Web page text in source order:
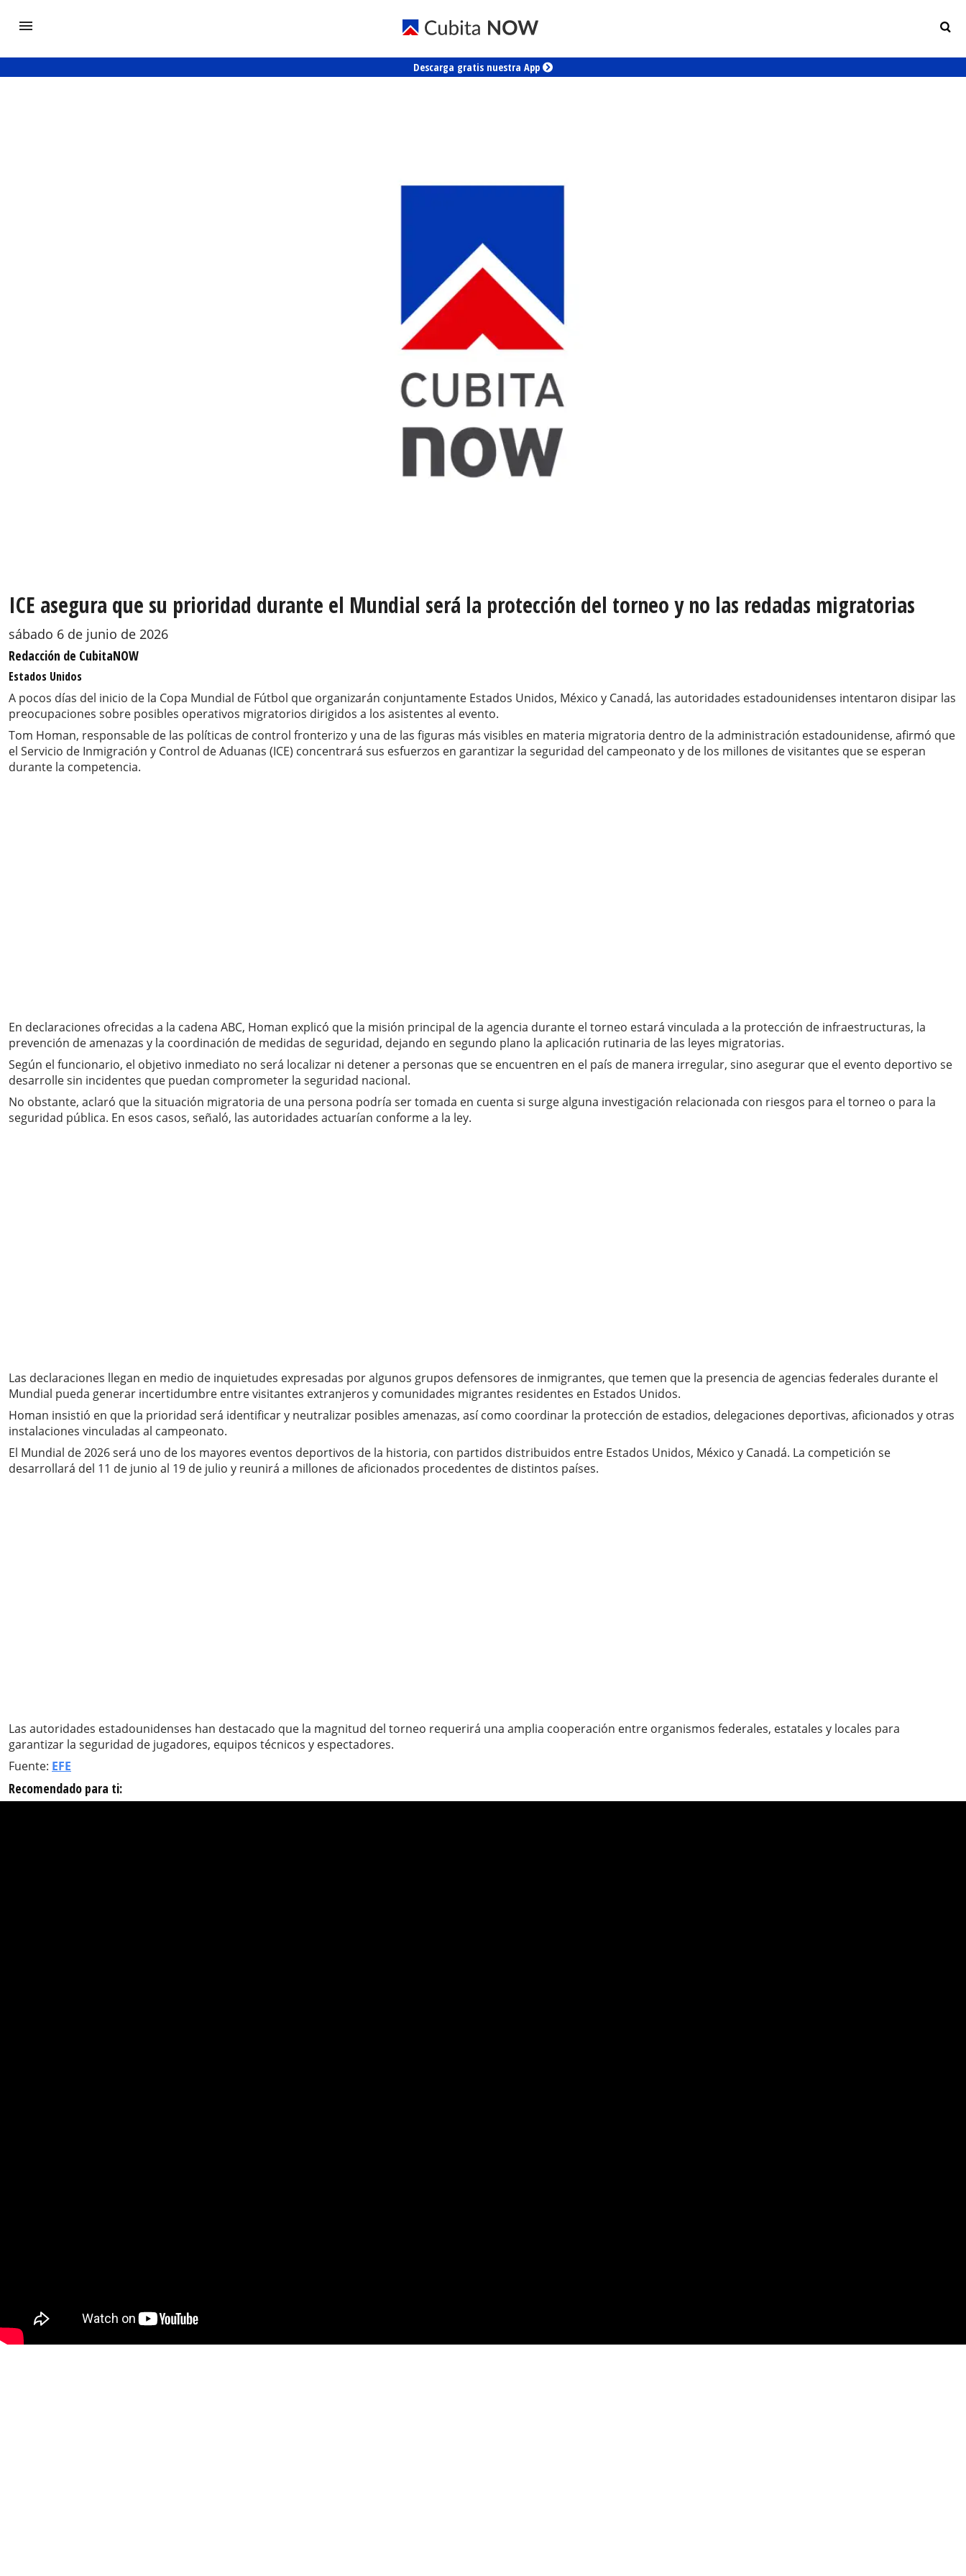
Descarga gratis nuestra App
ICE asegura que su prioridad durante el Mundial será la protección del torneo y no las redadas migratorias
sábado 6 de junio de 2026
Redacción de CubitaNOW
Estados Unidos
A pocos días del inicio de la Copa Mundial de Fútbol que organizarán conjuntamente Estados Unidos, México y Canadá, las autoridades estadounidenses intentaron disipar las
preocupaciones sobre posibles operativos migratorios dirigidos a los asistentes al evento.
Tom Homan, responsable de las políticas de control fronterizo y una de las figuras más visibles en materia migratoria dentro de la administración estadounidense, afirmó que
el Servicio de Inmigración y Control de Aduanas (ICE) concentrará sus esfuerzos en garantizar la seguridad del campeonato y de los millones de visitantes que se esperan
durante la competencia.
En declaraciones ofrecidas a la cadena ABC, Homan explicó que la misión principal de la agencia durante el torneo estará vinculada a la protección de infraestructuras, la
prevención de amenazas y la coordinación de medidas de seguridad, dejando en segundo plano la aplicación rutinaria de las leyes migratorias.
Según el funcionario, el objetivo inmediato no será localizar ni detener a personas que se encuentren en el país de manera irregular, sino asegurar que el evento deportivo se
desarrolle sin incidentes que puedan comprometer la seguridad nacional.
No obstante, aclaró que la situación migratoria de una persona podría ser tomada en cuenta si surge alguna investigación relacionada con riesgos para el torneo o para la
seguridad pública. En esos casos, señaló, las autoridades actuarían conforme a la ley.
Las declaraciones llegan en medio de inquietudes expresadas por algunos grupos defensores de inmigrantes, que temen que la presencia de agencias federales durante el
Mundial pueda generar incertidumbre entre visitantes extranjeros y comunidades migrantes residentes en Estados Unidos.
Homan insistió en que la prioridad será identificar y neutralizar posibles amenazas, así como coordinar la protección de estadios, delegaciones deportivas, aficionados y otras
instalaciones vinculadas al campeonato.
El Mundial de 2026 será uno de los mayores eventos deportivos de la historia, con partidos distribuidos entre Estados Unidos, México y Canadá. La competición se
desarrollará del 11 de junio al 19 de julio y reunirá a millones de aficionados procedentes de distintos países.
Las autoridades estadounidenses han destacado que la magnitud del torneo requerirá una amplia cooperación entre organismos federales, estatales y locales para
garantizar la seguridad de jugadores, equipos técnicos y espectadores.
Fuente: EFE
Recomendado para ti: